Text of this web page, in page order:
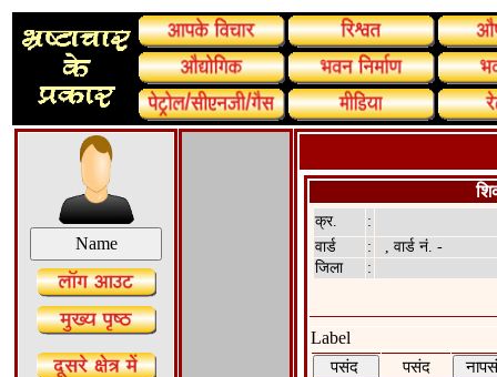
क्र.
:
वार्ड
:
, वार्ड नं. -
जिला
:
Label
पसंद